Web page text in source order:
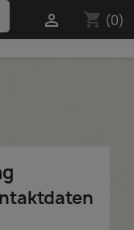
shopping_cart (0)
